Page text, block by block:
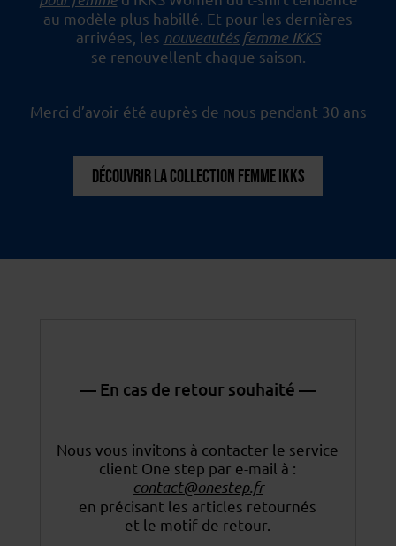
au modèle plus habillé. Et pour les dernières
arrivées, les nouveautés femme IKKS
se renouvellent chaque saison.
Merci d’avoir été auprès de nous pendant 30 ans
DÉCOUVRIR LA COLLECTION FEMME IKKS
— En cas de retour souhaité —
Nous vous invitons à contacter le service
client One step par e-mail à :
contact@onestep.fr
en précisant les articles retournés
et le motif de retour.